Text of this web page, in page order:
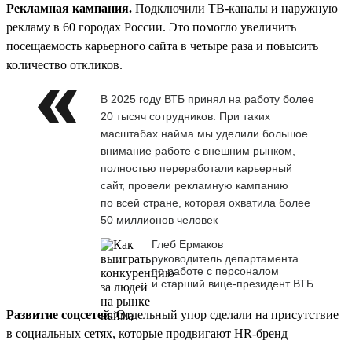
Рекламная кампания. Подключили ТВ-каналы и наружную
рекламу в 60 городах России. Это помогло увеличить
посещаемость карьерного сайта в четыре раза и повысить
количество откликов.
В 2025 году ВТБ принял на работу более
20 тысяч сотрудников. При таких
масштабах найма мы уделили большое
внимание работе с внешним рынком,
полностью переработали карьерный
сайт, провели рекламную кампанию
по всей стране, которая охватила более
50 миллионов человек
Глеб Ермаков
руководитель департамента
по работе с персоналом
и старший вице-президент ВТБ
Развитие соцсетей.Отдельный упор сделали на присутствие
в социальных сетях, которые продвигают HR-бренд